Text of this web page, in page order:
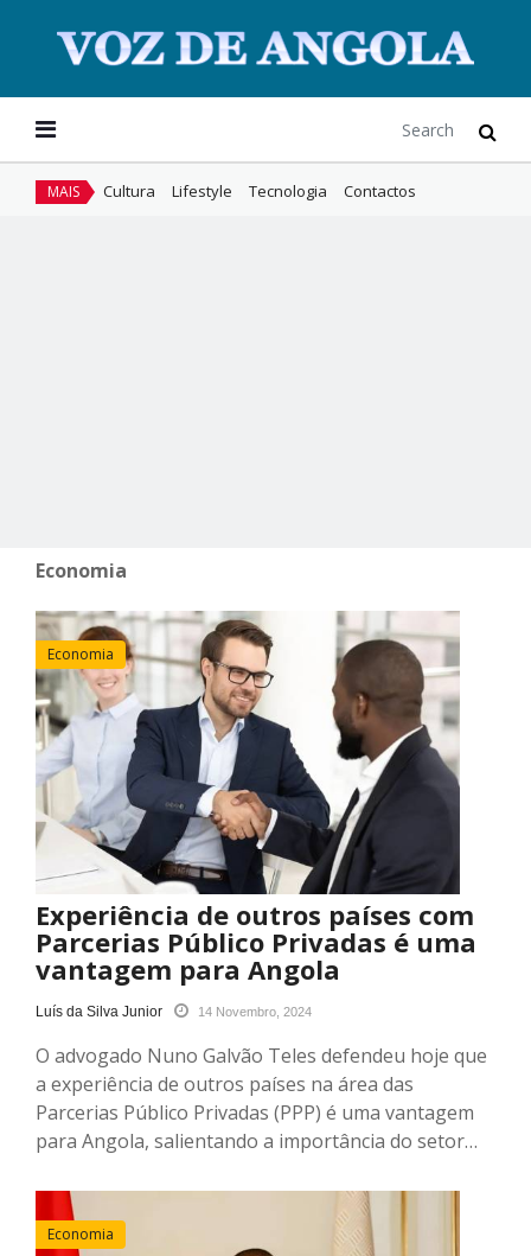
MAIS Cultura Lifestyle Tecnologia Contactos
Economia
Economia
Experiência de outros países com
Parcerias Público Privadas é uma
vantagem para Angola
Luís da Silva Junior 14 Novembro, 2024
O advogado Nuno Galvão Teles defendeu hoje que
a experiência de outros países na área das
Parcerias Público Privadas (PPP) é uma vantagem
para Angola, salientando a importância do setor…
Economia